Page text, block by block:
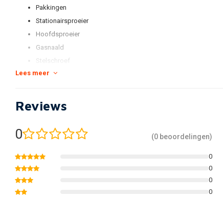
Pakkingen
Stationairsproeier
Hoofdsproeier
Gasnaald
Stelschroef
Vlotter-naald
Lees meer
Reviews
0 (0 beoordelingen)
0
0
0
0